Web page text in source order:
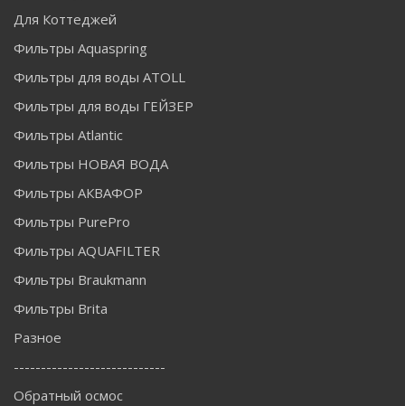
Для Коттеджей
Фильтры Aquaspring
Фильтры для воды ATOLL
Фильтры для воды ГЕЙЗЕР
Фильтры Atlantic
Фильтры НОВАЯ ВОДА
Фильтры АКВАФОР
Фильтры PurePro
Фильтры AQUAFILTER
Фильтры Braukmann
Фильтры Brita
Разное
----------------------------
Обратный осмос